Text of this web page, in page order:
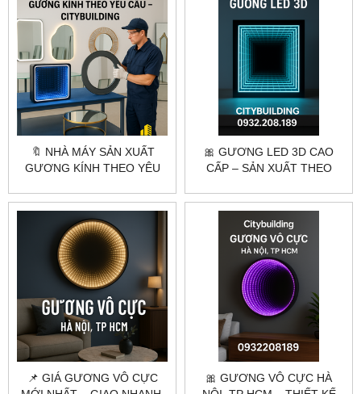
🔖 NHÀ MÁY SẢN XUẤT
GƯƠNG KÍNH THEO YÊU
CHUYÊN NGHIỆP
🎀 GƯƠNG LED 3D CAO
CẤP – SẢN XUẤT THEO
📌 GIÁ GƯƠNG VÔ CỰC
🎀 GƯƠNG VÔ CỰC HÀ